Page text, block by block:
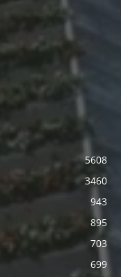
5608
3460
943
895
703
699